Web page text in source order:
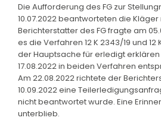
Die Aufforderung des FG zur
10.07.2022 beantworteten die Kläger
Berichterstatter des FG fragte am
es die Verfahren 12 K 2343/19 und
der Hauptsache für erledigt erklären
17.08.2022 in beiden Verfahren
Am 22.08.2022 richtete der
10.09.2022 eine
nicht beantwortet wurde. Eine
unterblieb.